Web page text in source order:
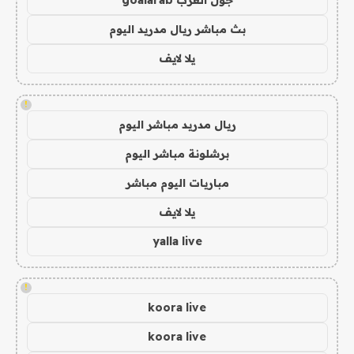
بث مباشر ريال مدريد اليوم
يلا لايف
!
ريال مدريد مباشر اليوم
برشلونة مباشر اليوم
مباريات اليوم مباشر
يلا لايف
yalla live
!
koora live
koora live